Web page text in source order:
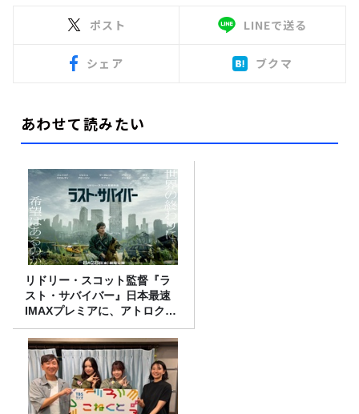
ポスト LINEで送る
シェア ブクマ
あわせて読みたい
リドリー・スコット監督『ラ
スト・サバイバー』日本最速
IMAXプレミアに、アトロクリ
スナー60名をご招待！